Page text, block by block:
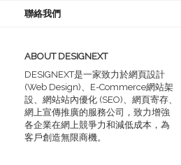
聯絡我們
ABOUT DESIGNEXT
DESIGNEXT是一家致力於網頁設計
(Web Design)、E-Commerce網站架
設、網站站內優化 (SEO)、網頁寄存、
網上宣傳推廣的服務公司，致力增強
各企業在網上競爭力和減低成本，為
客戶創造無限商機。